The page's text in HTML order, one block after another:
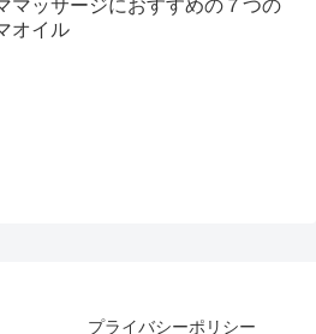
マッサージにおすすめの７つの
オイル
プライバシーポリシー